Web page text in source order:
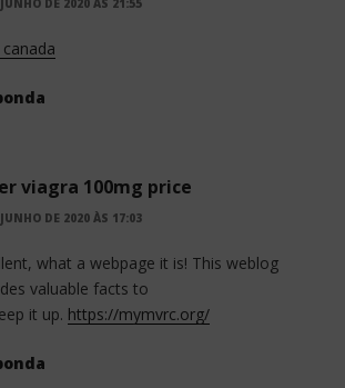
DE 2020 ÀS 21:55
viagra 100mg price
DE 2020 ÀS 17:03
what a webpage it is! This weblog
valuable facts to
it up. https://mymvrc.org/